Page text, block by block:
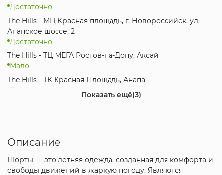
Достаточно
The Hills - МЦ Красная площадь, г. Новороссийск, ул.
Анапское шоссе, 2
Достаточно
The Hills - ТЦ МЕГА Ростов-на-Дону, Аксай
Мало
The Hills - ТК Красная Площадь, Анапа
Достаточно
Достаточно
Мало
Показать ещё(3)
Описание
Шорты — это летняя одежда, созданная для комфорта и
свободы движений в жаркую погоду. Являются